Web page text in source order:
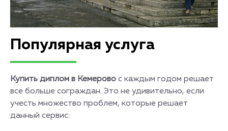
Популярная услуга
Купить диплом в Кемерово с каждым годом решает
все больше сограждан. Это не удивительно, если
учесть множество проблем, которые решает
данный сервис: